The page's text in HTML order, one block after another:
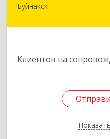
Буйнакск
Клиентов на